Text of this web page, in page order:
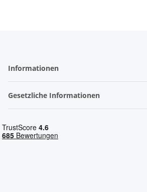
Informationen
Gesetzliche Informationen